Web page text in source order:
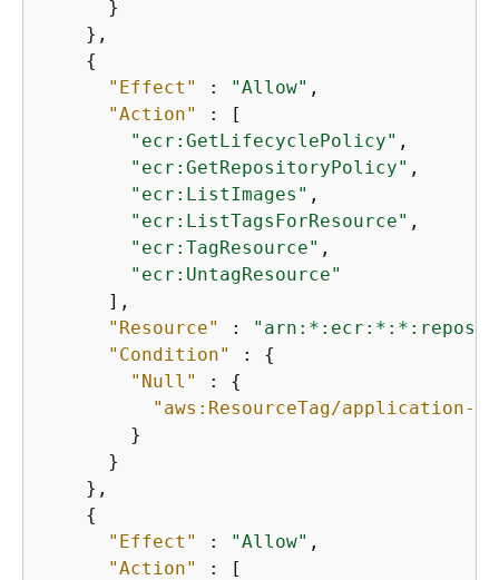
      }
    },
{
"Effect"
: "Allow" ,
"Action"
: [
"ecr:GetLifecyclePolicy" ,
"ecr:GetRepositoryPolicy" ,
"ecr:ListImages" ,
"ecr:ListTagsForResource" ,
"ecr:TagResource" ,
"ecr:UntagResource"
      ],
"Resource"
:
"Condition"
: {
"Null"
: {
"aws:ResourceTag/application-
        }
      }
    },
{
"Effect"
: "Allow" ,
"Action"
: [